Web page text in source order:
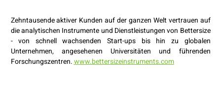
Zehntausende aktiver Kunden auf der ganzen Welt vertrauen auf
die analytischen Instrumente und Dienstleistungen von Bettersize
- von schnell wachsenden Start-ups bis hin zu globalen
Unternehmen, angesehenen Universitäten und führenden
Forschungszentren.www.bettersizeinstruments.com